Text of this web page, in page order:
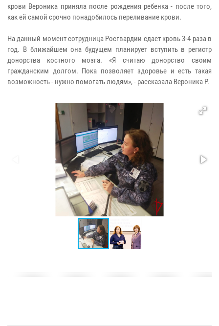
крови Вероника приняла после рождения ребенка - после того,
как ей самой срочно понадобилось переливание крови.
На данный момент сотрудница Росгвардии сдает кровь 3-4 раза в
год. В ближайшем она будущем планирует вступить в регистр
донорства костного мозга. «Я считаю донорство своим
гражданским долгом. Пока позволяет здоровье и есть такая
возможность - нужно помогать людям», - рассказала Вероника Р.